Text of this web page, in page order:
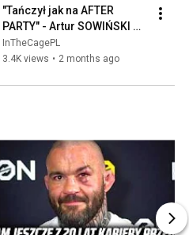
"Tańczył jak na AFTER
PARTY" - Artur SOWIŃSKI
wygrywa na FIGHT MODE 1 |
Rewanż z WRZOSKIEM
InTheCagePL
3.4K views • 2 months ago